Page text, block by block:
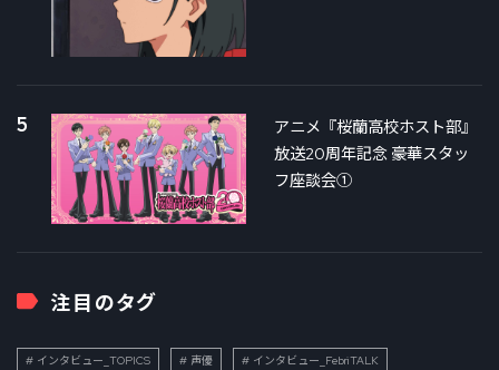
5
アニメ『桜蘭高校ホスト部』
放送20周年記念 豪華スタッ
フ座談会①
注目のタグ
インタビュー_TOPICS 声優 インタビュー_FebriTALK